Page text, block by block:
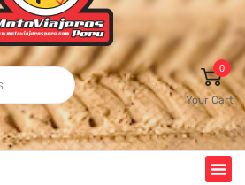
0
Your Cart